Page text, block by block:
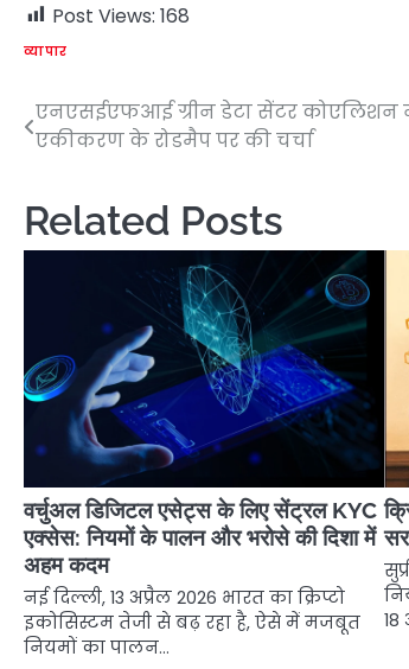
Post Views: 168
व्यापार
Post
एनएसईएफआई ग्रीन डेटा सेंटर कोएलिशन
एकीकरण के रोडमैप पर की चर्चा
Related Posts
वर्चुअल डिजिटल एसेट्स के लिए सेंट्रल KYC
एक्सेस: नियमों के पालन और भरोसे की दिशा में
अहम कदम
नई दिल्ली, 13 अप्रैल 2026 भारत का क्रिप्टो
इकोसिस्टम तेजी से बढ़ रहा है, ऐसे में मजबूत
नियमों का पालन…
18